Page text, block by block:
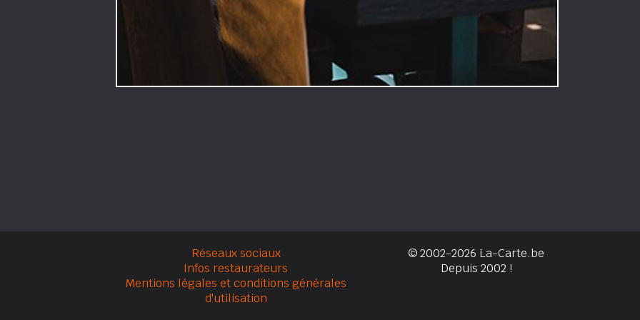
Réseaux sociaux
Infos restaurateurs
Mentions légales et conditions générales
d'utilisation
© 2002-2026 La-Carte.be
Depuis 2002 !